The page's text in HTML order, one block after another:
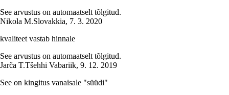
See arvustus on automaatselt tõlgitud.
Nikola M.Slovakkia, 7. 3. 2020
kvaliteet vastab hinnale
See arvustus on automaatselt tõlgitud.
Jarča T.Tšehhi Vabariik, 9. 12. 2019
See on kingitus vanaisale "süüdi"